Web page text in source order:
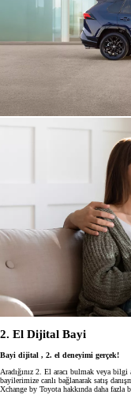
2. El Dijital Bayi
Bayi dijital , 2. el deneyimi gerçek!
Aradığınız 2. El aracı bulmak veya
bayilerimize canlı bağlanarak satış
Xchange by Toyota hakkında daha